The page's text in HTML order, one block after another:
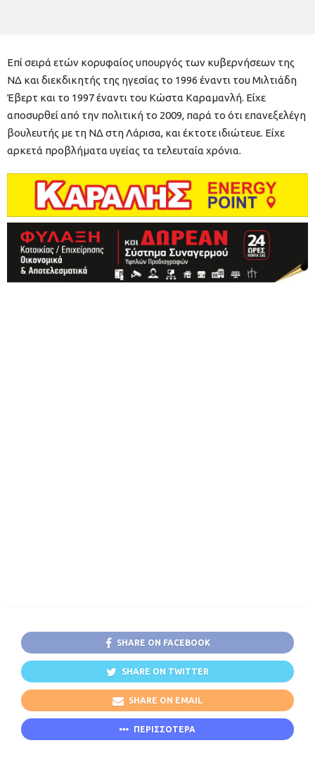
Επί σειρά ετών κορυφαίος υπουργός των κυβερνήσεων της
ΝΔ και διεκδικητής της ηγεσίας το 1996 έναντι του Μιλτιάδη
Έβερτ και το 1997 έναντι του Κώστα Καραμανλή. Είχε
αποσυρθεί από την πολιτική το 2009, παρά το ότι επανεξελέγη
βουλευτής με τη ΝΔ στη Λάρισα, και έκτοτε ιδιώτευε. Είχε
αρκετά προβλήματα υγείας τα τελευταία χρόνια.
SHARE ON FACEBOOK
SHARE ON TWITTER
SHARE ON EMAIL
ΠΕΡΙΣΣΟΤΕΡΑ